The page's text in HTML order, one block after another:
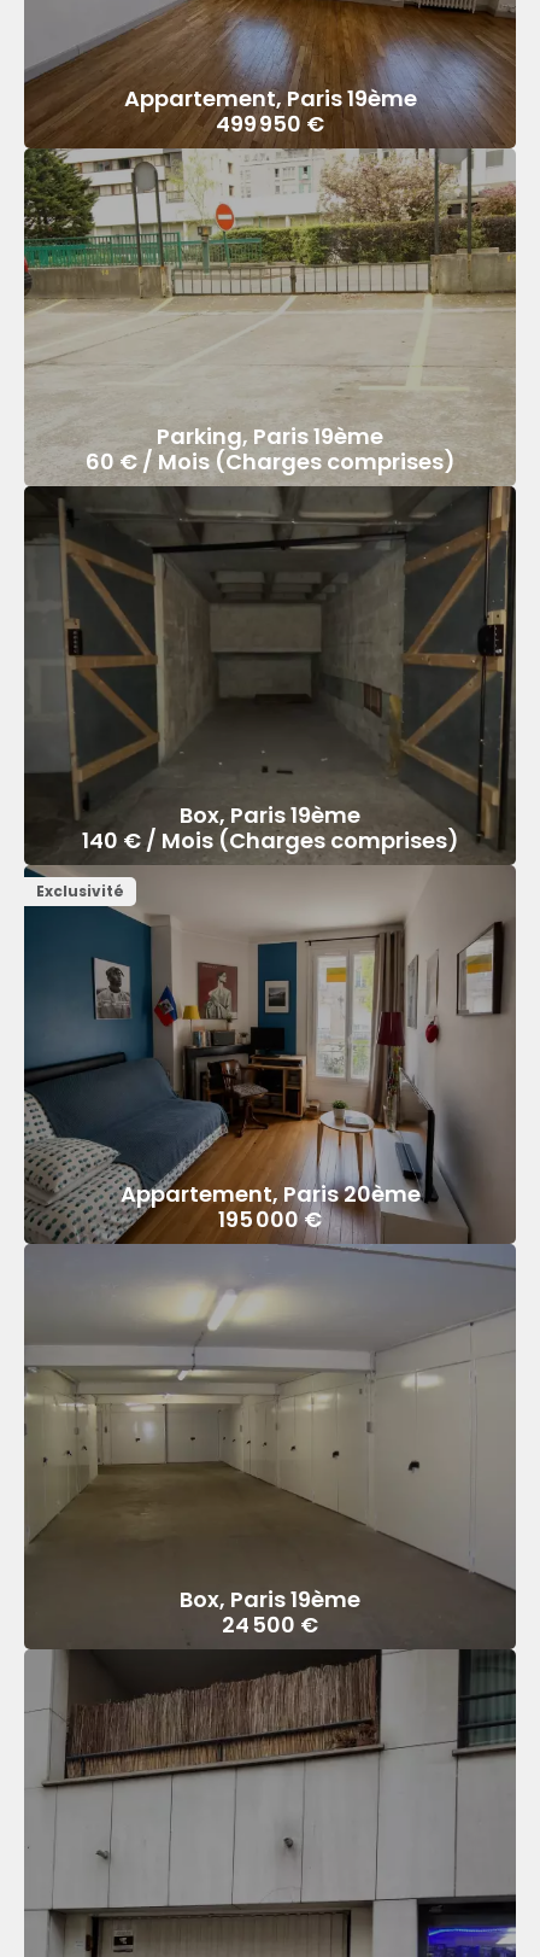
Appartement, Paris 19ème
499 950 €
Parking, Paris 19ème
60 € / Mois (Charges comprises)
Box, Paris 19ème
140 € / Mois (Charges comprises)
Appartement, Paris 20ème
195 000 €
Exclusivité
Box, Paris 19ème
24 500 €